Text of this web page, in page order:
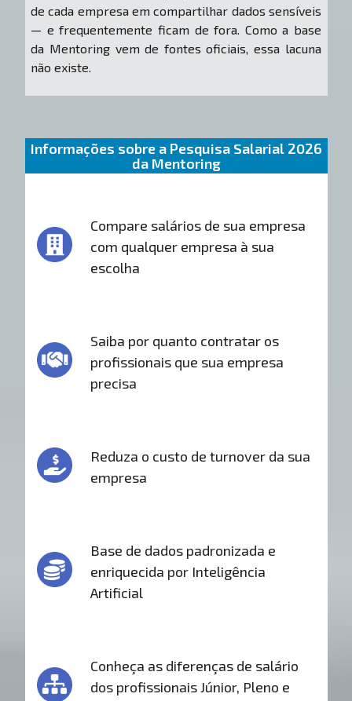
de cada empresa em compartilhar dados sensíveis
— e frequentemente ficam de fora. Como a base
da Mentoring vem de fontes oficiais, essa lacuna
não existe.
Informações sobre a Pesquisa Salarial 2026
da Mentoring
Compare salários de sua empresa
com qualquer empresa à sua
escolha
Saiba por quanto contratar os
profissionais que sua empresa
precisa
Reduza o custo de turnover da sua
empresa
Base de dados padronizada e
enriquecida por Inteligência
Artificial
Conheça as diferenças de salário
dos profissionais Júnior, Pleno e